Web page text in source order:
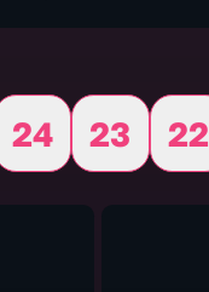
24 23
22